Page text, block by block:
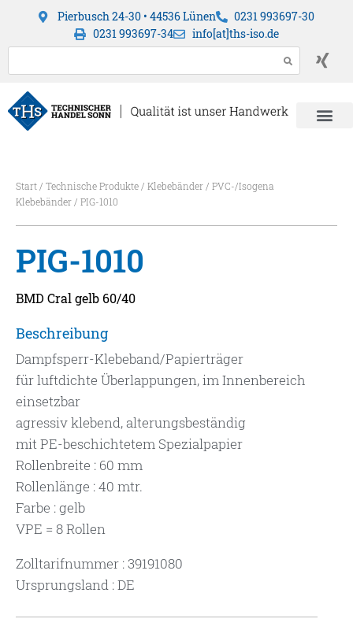
Pierbusch 24-30 • 44536 Lünen
0231 993697-30
0231 993697-34
info[at]ths-iso.de
Start/ Technische Produkte/ Klebebänder/ PVC-/Isogena
Klebebänder/ PIG-1010
PIG-1010
BMD Cral gelb 60/40
Beschreibung
Dampfsperr-Klebeband/Papierträger
für luftdichte Überlappungen, im Innenbereich
einsetzbar
agressiv klebend, alterungsbeständig
mit PE-beschichtetem Spezialpapier
Rollenbreite : 60 mm
Rollenlänge : 40 mtr.
Farbe : gelb
VPE = 8 Rollen
Zolltarifnummer : 39191080
Ursprungsland : DE